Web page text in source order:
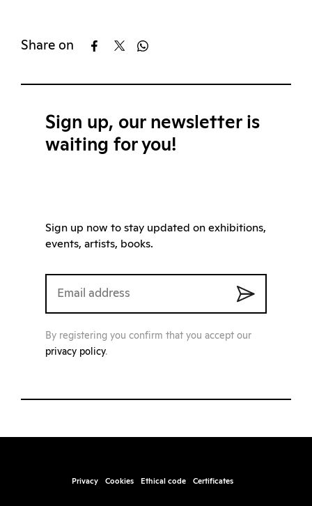
Share on
Sign up, our newsletter is
waiting for you!
Sign up now to stay updated on exhibitions,
events, artists, books.
By registering you confirm that you accept our
privacy policy.
Privacy Cookies Ethical code Certificates